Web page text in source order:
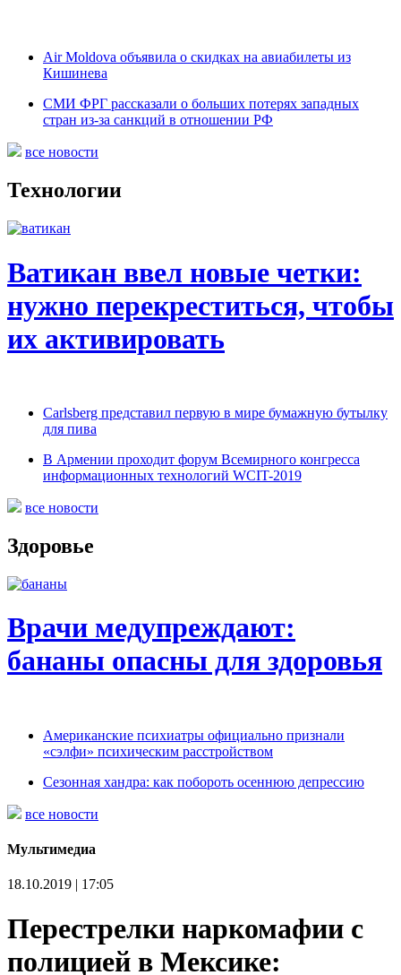
Air Moldova объявила о скидках на авиабилеты из
Кишинева
СМИ ФРГ рассказали о больших потерях западных
стран из-за санкций в отношении РФ
все новости
Технологии
Ватикан ввел новые четки:
нужно перекреститься, чтобы
их активировать
Carlsberg представил первую в мире бумажную бутылку
для пива
В Армении проходит форум Всемирного конгресса
информационных технологий WCIT-2019
все новости
Здоровье
Врачи медупреждают:
бананы опасны для здоровья
Американские психиатры официально признали
«сэлфи» психическим расстройством
Сезонная хандра: как побороть осеннюю депрессию
все новости
Мультимедиа
18.10.2019 | 17:05
Перестрелки наркомафии с
полицией в Мексике: